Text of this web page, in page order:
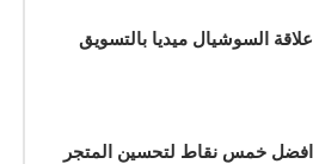
علاقة السوشيال ميديا بالتسويق
افضل خمس نقاط لتحسين المتجر